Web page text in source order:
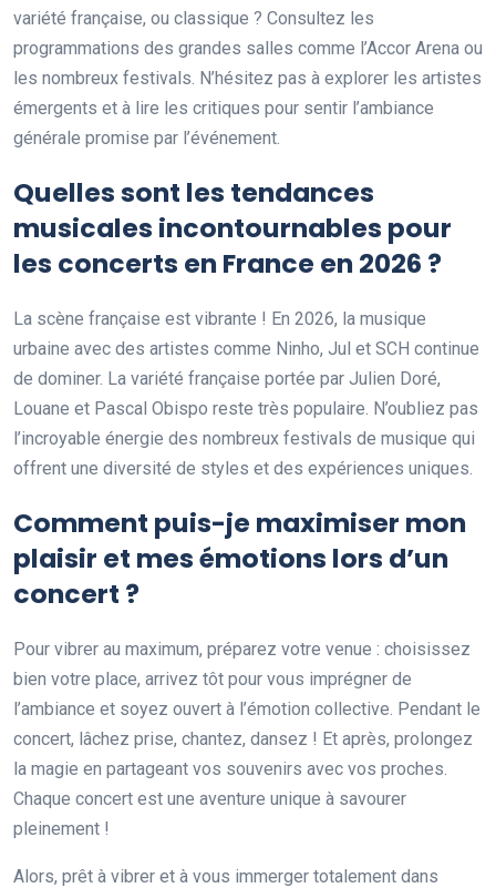
variété française, ou classique ? Consultez les
programmations des grandes salles comme l’Accor Arena ou
les nombreux festivals. N’hésitez pas à explorer les artistes
émergents et à lire les critiques pour sentir l’ambiance
générale promise par l’événement.
Quelles sont les tendances
musicales incontournables pour
les concerts en France en 2026 ?
La scène française est vibrante ! En 2026, la musique
urbaine avec des artistes comme Ninho, Jul et SCH continue
de dominer. La variété française portée par Julien Doré,
Louane et Pascal Obispo reste très populaire. N’oubliez pas
l’incroyable énergie des nombreux festivals de musique qui
offrent une diversité de styles et des expériences uniques.
Comment puis-je maximiser mon
plaisir et mes émotions lors d’un
concert ?
Pour vibrer au maximum, préparez votre venue : choisissez
bien votre place, arrivez tôt pour vous imprégner de
l’ambiance et soyez ouvert à l’émotion collective. Pendant le
concert, lâchez prise, chantez, dansez ! Et après, prolongez
la magie en partageant vos souvenirs avec vos proches.
Chaque concert est une aventure unique à savourer
pleinement !
Alors, prêt à vibrer et à vous immerger totalement dans